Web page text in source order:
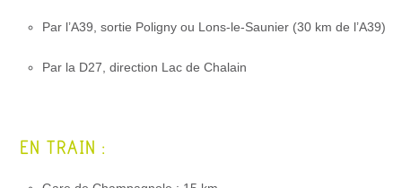
Par l’A39, sortie Poligny ou Lons-le-Saunier (30 km de l’A39)
Par la D27, direction Lac de Chalain
EN TRAIN :